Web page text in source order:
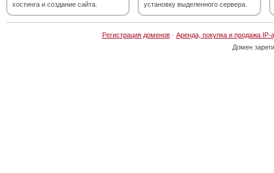
хостинга и создание сайта.
установку выделенного сервера.
Регистрация доменов· Аренда, покупка и продажа IP-
Домен